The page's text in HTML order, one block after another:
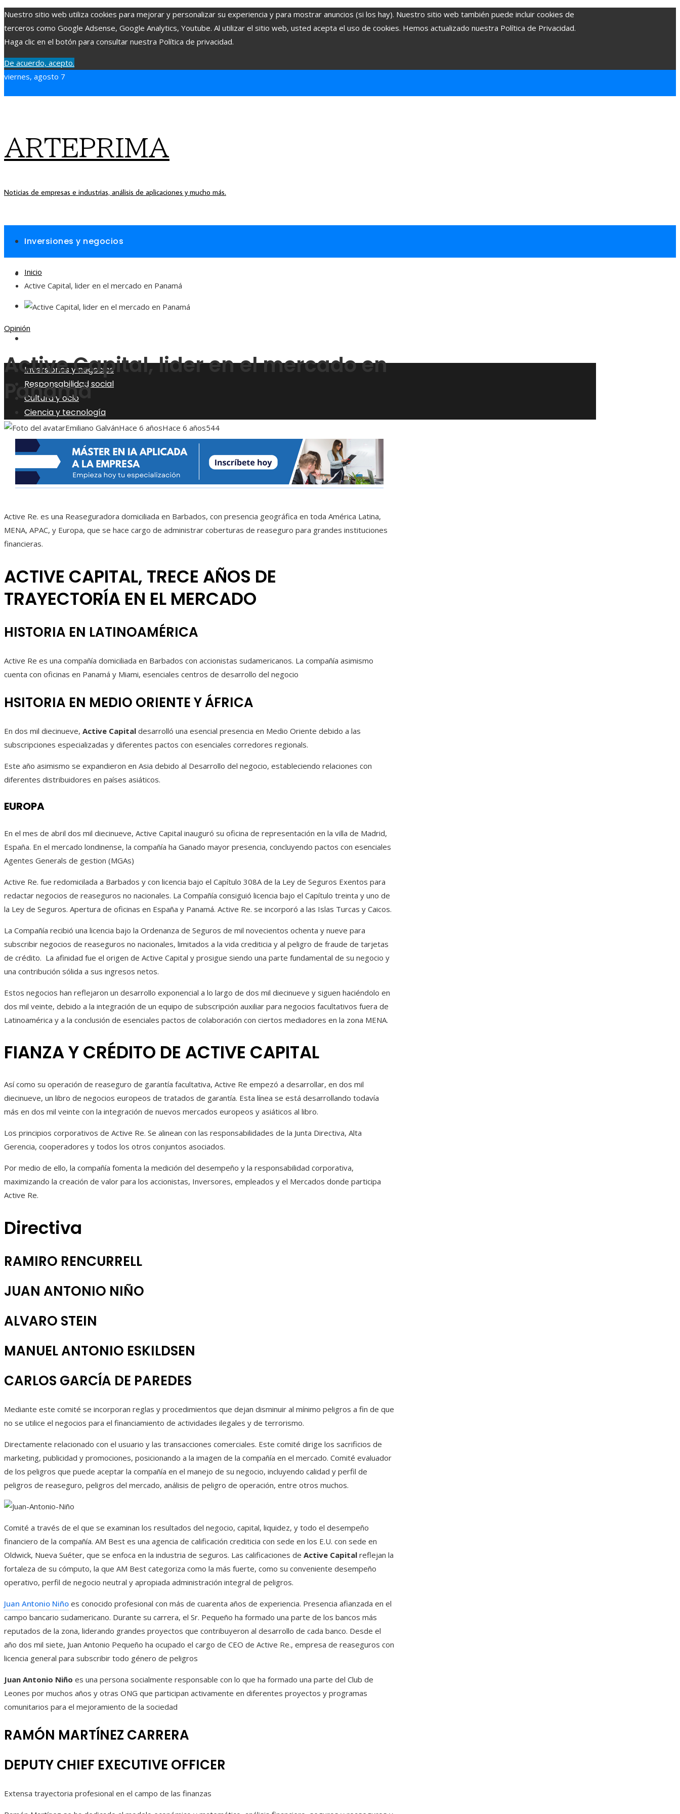
Nuestro sitio web utiliza cookies para mejorar y personalizar su experiencia y para mostrar anuncios (si los hay). Nuestro sitio web también puede incluir cookies de
terceros como Google Adsense, Google Analytics, Youtube. Al utilizar el sitio web, usted acepta el uso de cookies. Hemos actualizado nuestra Política de Privacidad.
Haga clic en el botón para consultar nuestra Política de privacidad.
De acuerdo, acepto.
viernes, agosto 7
ARTEPRIMA
Noticias de empresas e industrias, análisis de aplicaciones y mucho más.
Inversiones y negocios
Responsabilidad social
Cultura y ocio
Inversiones y negocios
Responsabilidad social
Cultura y ocio
Ciencia y tecnología
Inicio
Active Capital, lider en el mercado en Panamá
Opinión
Active Capital, lider en el mercado en
Panamá
Emiliano GalvánHace 6 añosHace 6 años544
Active Re. es una Reaseguradora domiciliada en Barbados, con presencia geográfica en toda América Latina,
MENA, APAC, y Europa, que se hace cargo de administrar coberturas de reaseguro para grandes instituciones
financieras.
ACTIVE CAPITAL, TRECE AÑOS DE
TRAYECTORÍA EN EL MERCADO
HISTORIA EN LATINOAMÉRICA
Active Re es una compañía domiciliada en Barbados con accionistas sudamericanos. La compañía asimismo
cuenta con oficinas en Panamá y Miami, esenciales centros de desarrollo del negocio
HSITORIA EN MEDIO ORIENTE Y ÁFRICA
En dos mil diecinueve, Active Capital desarrolló una esencial presencia en Medio Oriente debido a las
subscripciones especializadas y diferentes pactos con esenciales corredores regionals.
Este año asimismo se expandieron en Asia debido al Desarrollo del negocio, estableciendo relaciones con
diferentes distribuidores en países asiáticos.
EUROPA
En el mes de abril dos mil diecinueve, Active Capital inauguró su oficina de representación en la villa de Madrid,
España. En el mercado londinense, la compañía ha Ganado mayor presencia, concluyendo pactos con esenciales
Agentes Generals de gestion (MGAs)
Active Re. fue redomicilada a Barbados y con licencia bajo el Capítulo 308A de la Ley de Seguros Exentos para
redactar negocios de reaseguros no nacionales. La Compañía consiguió licencia bajo el Capítulo treinta y uno de
la Ley de Seguros. Apertura de oficinas en España y Panamá. Active Re. se incorporó a las Islas Turcas y Caicos.
La Compañía recibió una licencia bajo la Ordenanza de Seguros de mil novecientos ochenta y nueve para
subscribir negocios de reaseguros no nacionales, limitados a la vida crediticia y al peligro de fraude de tarjetas
de crédito. La afinidad fue el origen de Active Capital y prosigue siendo una parte fundamental de su negocio y
una contribución sólida a sus ingresos netos.
Estos negocios han reflejaron un desarrollo exponencial a lo largo de dos mil diecinueve y siguen haciéndolo en
dos mil veinte, debido a la integración de un equipo de subscripción auxiliar para negocios facultativos fuera de
Latinoamérica y a la conclusión de esenciales pactos de colaboración con ciertos mediadores en la zona MENA.
FIANZA Y CRÉDITO DE ACTIVE CAPITAL
Así como su operación de reaseguro de garantía facultativa, Active Re empezó a desarrollar, en dos mil
diecinueve, un libro de negocios europeos de tratados de garantía. Esta línea se está desarrollando todavía
más en dos mil veinte con la integración de nuevos mercados europeos y asiáticos al libro.
Los principios corporativos de Active Re. Se alinean con las responsabilidades de la Junta Directiva, Alta
Gerencia, cooperadores y todos los otros conjuntos asociados.
Por medio de ello, la compañía fomenta la medición del desempeño y la responsabilidad corporativa,
maximizando la creación de valor para los accionistas, Inversores, empleados y el Mercados donde participa
Active Re.
Directiva
RAMIRO RENCURRELL
JUAN ANTONIO NIÑO
ALVARO STEIN
MANUEL ANTONIO ESKILDSEN
CARLOS GARCÍA DE PAREDES
Mediante este comité se incorporan reglas y procedimientos que dejan disminuir al mínimo peligros a fin de que
no se utilice el negocios para el financiamiento de actividades ilegales y de terrorismo.
Directamente relacionado con el usuario y las transacciones comerciales. Este comité dirige los sacrificios de
marketing, publicidad y promociones, posicionando a la imagen de la compañía en el mercado. Comité evaluador
de los peligros que puede aceptar la compañía en el manejo de su negocio, incluyendo calidad y perfil de
peligros de reaseguro, peligros del mercado, análisis de peligro de operación, entre otros muchos.
Comité a través de el que se examinan los resultados del negocio, capital, liquidez, y todo el desempeño
financiero de la compañía. AM Best es una agencia de calificación crediticia con sede en los E.U. con sede en
Oldwick, Nueva Suéter, que se enfoca en la industria de seguros. Las calificaciones de Active Capital reflejan la
fortaleza de su cómputo, la que AM Best categoriza como la más fuerte, como su conveniente desempeño
operativo, perfil de negocio neutral y apropiada administración integral de peligros.
Juan Antonio Niño es conocido profesional con más de cuarenta años de experiencia. Presencia afianzada en el
campo bancario sudamericano. Durante su carrera, el Sr. Pequeño ha formado una parte de los bancos más
reputados de la zona, liderando grandes proyectos que contribuyeron al desarrollo de cada banco. Desde el
año dos mil siete, Juan Antonio Pequeño ha ocupado el cargo de CEO de Active Re., empresa de reaseguros con
licencia general para subscribir todo género de peligros
Juan Antonio Niño es una persona socialmente responsable con lo que ha formado una parte del Club de
Leones por muchos años y otras ONG que participan activamente en diferentes proyectos y programas
comunitarios para el mejoramiento de la sociedad
RAMÓN MARTÍNEZ CARRERA
DEPUTY CHIEF EXECUTIVE OFFICER
Extensa trayectoria profesional en el campo de las finanzas